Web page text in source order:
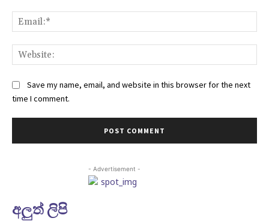
Save my name, email, and website in this browser for the next
time I comment.
- Advertisement -
අලුත් ලිපි